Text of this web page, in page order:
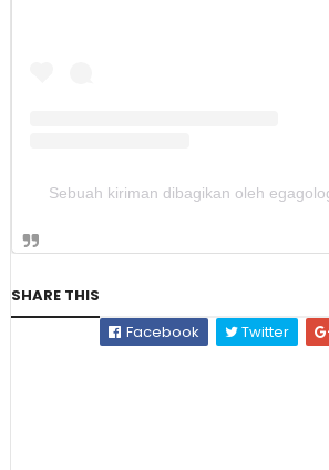
Sebuah kiriman dibagikan oleh
SHARE THIS
Facebook
Twitter